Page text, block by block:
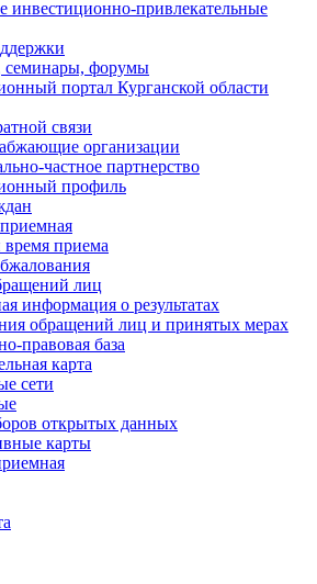
инвестиционно-привлекательные
семинары, форумы
портал Курганской области
связи
организации
частное партнерство
профиль
приема
лиц
информация о результатах
обращений лиц и принятых мерах
правовая база
карта
сети
открытых данных
карты